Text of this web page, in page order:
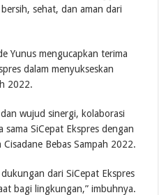
sehat, dan aman dari
Yunus mengucapkan terima
dalam menyukseskan
2022.
wujud sinergi, kolaborasi
SiCepat Ekspres dengan
Bebas Sampah 2022.
dari SiCepat Ekspres
bagi lingkungan,” imbuhnya.